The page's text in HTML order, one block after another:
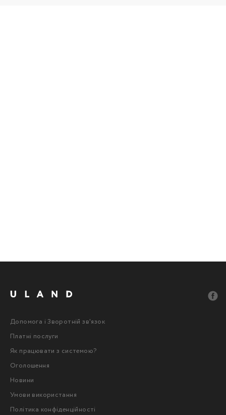
Допомога і Зворотній зв'язок
Платні послуги
Як працювати з системою?
Оголошення
Новини
Умови використання
Політика конфіденційності